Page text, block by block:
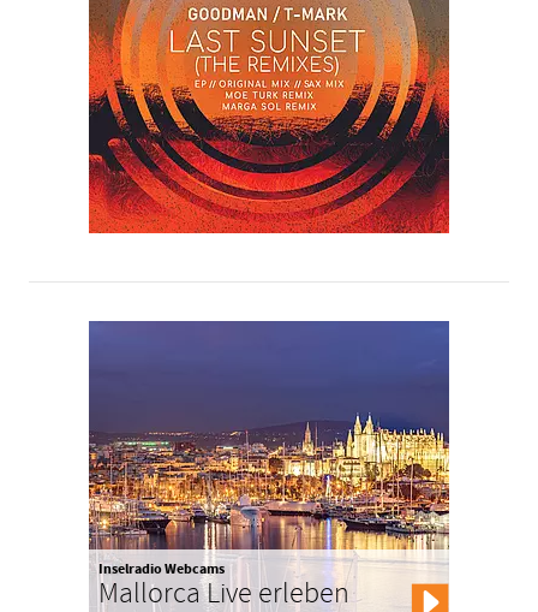
Inselradio Webcams
Mallorca Live erleben